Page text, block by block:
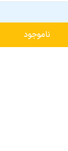
ناموجود